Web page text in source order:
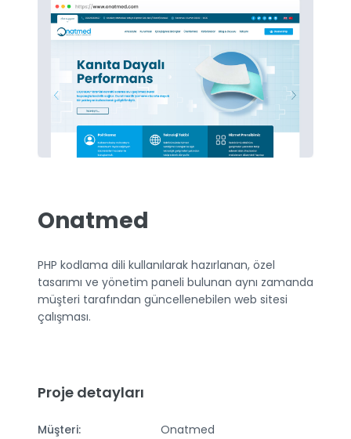
Onatmed
PHP kodlama dili kullanılarak hazırlanan, özel
tasarımı ve yönetim paneli bulunan aynı zamanda
müşteri tarafından güncellenebilen web sitesi
çalışması.
Proje detayları
Müşteri:
Onatmed